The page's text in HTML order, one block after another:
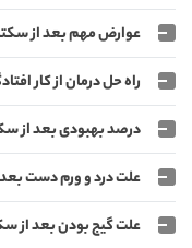
عوارض مهم بعد از
راه حل درمان از کار
درصد بهبودی بعد از
علت درد و ورم دست
علت گیج بودن بعد از